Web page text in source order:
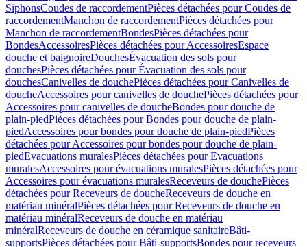
SiphonsCoudes de raccordementPièces détachées pour Coudes de
raccordementManchon de raccordementPièces détachées pour
Manchon de raccordementBondesPièces détachées pour
BondesAccessoiresPièces détachées pour AccessoiresEspace
douche et baignoireDouchesÉvacuation des sols pour
douchesPièces détachées pour Évacuation des sols pour
douchesCanivelles de douchePièces détachées pour Canivelles de
doucheAccessoires pour canivelles de douchePièces détachées pour
Accessoires pour canivelles de doucheBondes pour douche de
plain-piedPièces détachées pour Bondes pour douche de plain-
piedAccessoires pour bondes pour douche de plain-piedPièces
détachées pour Accessoires pour bondes pour douche de plain-
piedEvacuations muralesPièces détachées pour Evacuations
muralesAccessoires pour évacuations muralesPièces détachées pour
Accessoires pour évacuations muralesReceveurs de douchePièces
détachées pour Receveurs de doucheReceveurs de douche en
matériau minéralPièces détachées pour Receveurs de douche en
matériau minéralReceveurs de douche en matériau
minéralReceveurs de douche en céramique sanitaireBâti-
supportsPièces détachées pour Bâti-supportsBondes pour receveurs